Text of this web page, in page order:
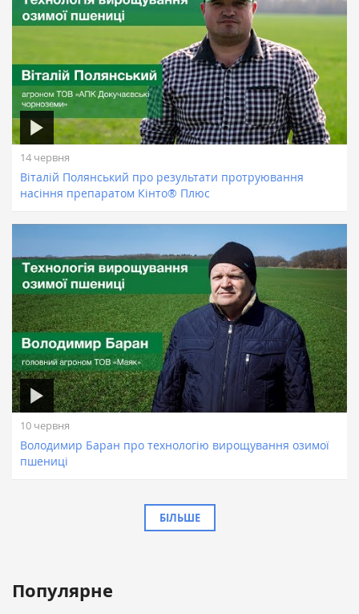
14 червня
Віталій Полянський про результати протруювання
насіння препаратом Кінто® Плюс
10 червня
Володимир Баран про технологію вирощування озимої
пшениці
БІЛЬШЕ
Популярне